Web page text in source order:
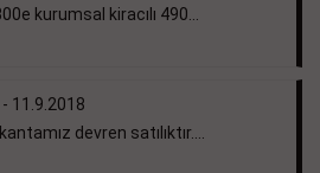
kurumsal kiracılı 490...
- 11.9.2018
devren satılıktır....